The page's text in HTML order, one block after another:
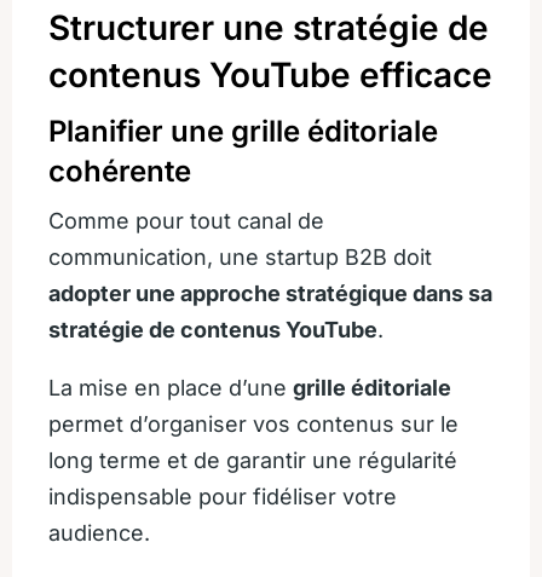
Structurer une stratégie de
contenus YouTube efficace
Planifier une grille éditoriale
cohérente
Comme pour tout canal de
communication, une startup B2B doit
adopter une approche stratégique dans sa
stratégie de contenus YouTube.
La mise en place d’une grille éditoriale
permet d’organiser vos contenus sur le
long terme et de garantir une régularité
indispensable pour fidéliser votre
audience.